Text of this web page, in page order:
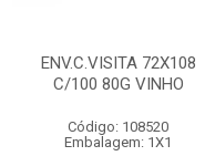
ENV.C.VISITA 72X108
C/100 80G VINHO
Código: 108520
Embalagem: 1X1